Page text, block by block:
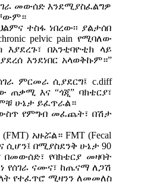
መውሰድ እንደሚያስፈልግዎ
ተስፋ ነበረው፡፡ ያልታሰበ
pelvic pain የሚባለው
በአንቲባዮቲክ ላይ
እንደነበር አላወቅኩም።”
ምርመራ ሲያደርግ፤ c.diff
ጠቃሚ እና “ጎጂ” ባክቴርያ፣
ሁኔታ ይፈጥራል።
ውስጥ የምግብ መፈጨት፣ በሽታ
አዙሯል። FMT (Fecal
ሲሆን፤ በሚያስደንቅ ሁኔታ 90
የባክቴርያ መዛባት
የሰገራ ናሙና፣ ከጤናማ ለጋሽ
የተፈጥሮ ሚዛንን ለመመለስ